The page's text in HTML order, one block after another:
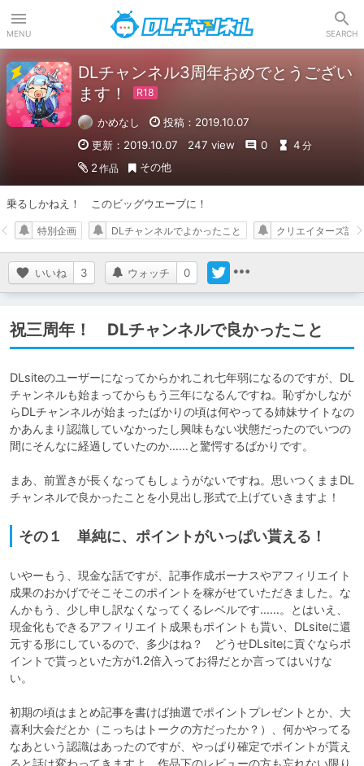
MENU SEARCH
DLチャンネル3周年おめでとうござい
ます！
かめなし
投稿：2019.10.07
更新：2019.10.07
247 view 0 4 分
2 作品 その他
乗るしかねえ！　このビッグウエーブに！
いいね 3 ウォッチ 0
特別企画 DLチャンネルでよかったこと クリエイターズ記事
祝三周年！ DLチャンネルで良かったこと
DLsiteのユーザーになってからかれこれ七年弱になるのですが、DL
チャンネルも始まってからもう三年になるんですね。恥ずかしなが
らDLチャンネルが始まったばかりの頃は何やってる姉妹サイトなの
かあんまり認識していなかったし興味もない状態だったのでいつの
間にそんなに経過していたのか……と驚愕するばかりです。
まあ、前置きが長くなってもしょうがないですね。思いつくままDL
チャンネルで良かったことを小見出し形式で上げていきますよ！
その１ 単純に、ポイントがいっぱい貰える！
いやーもう、現金な話ですが、記事作成ボーナスやアフィリエイト
成果のおかげでそこそこのポイントを稼がせていただきました。な
んかもう、少し申し訳なくなってくるレベルです……。とはいえ、
現金化もできるアフィリエイト成果もポイントも貰い、DLsiteに還
元する形にしているので、多少はね？　どうせDLsiteに貢ぐならポ
イントで貰っといた方が1.2倍入ってお得だとか言ってはいけな
い。
初期の頃はまとめ記事を書けば抽選でポイントプレゼントとか、大
喜利大会だとか（こっちはトークの方だったか？）、何かやってる
なあという認識はあったのですが、やっぱり確定でポイントが貰え
ると話は変わってきますよ。作品下のレビューの方も忘れない限り